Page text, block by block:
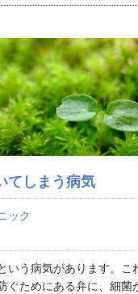
てしまう病気
ック
いう病気があります。こ
ぐためにある弁に、細菌